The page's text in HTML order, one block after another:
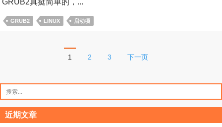
GRUB2真挺简单的，...
GRUB2 LINUX 启动项
分
页
1 2 3 下一页
索：
近期文章